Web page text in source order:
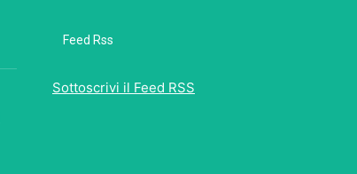
Feed Rss
Sottoscrivi il Feed RSS